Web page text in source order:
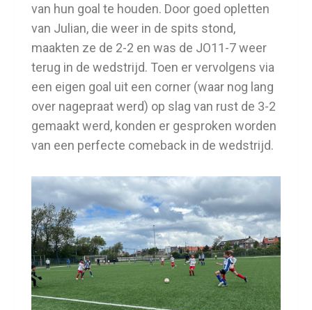
van hun goal te houden. Door goed opletten
van Julian, die weer in de spits stond,
maakten ze de 2-2 en was de JO11-7 weer
terug in de wedstrijd. Toen er vervolgens via
een eigen goal uit een corner (waar nog lang
over nagepraat werd) op slag van rust de 3-2
gemaakt werd, konden er gesproken worden
van een perfecte comeback in de wedstrijd.